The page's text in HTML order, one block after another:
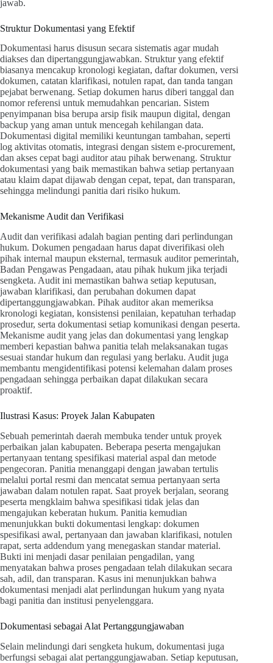
jawab.
Struktur Dokumentasi yang Efektif
Dokumentasi harus disusun secara sistematis agar mudah
diakses dan dipertanggungjawabkan. Struktur yang efektif
biasanya mencakup kronologi kegiatan, daftar dokumen, versi
dokumen, catatan klarifikasi, notulen rapat, dan tanda tangan
pejabat berwenang. Setiap dokumen harus diberi tanggal dan
nomor referensi untuk memudahkan pencarian. Sistem
penyimpanan bisa berupa arsip fisik maupun digital, dengan
backup yang aman untuk mencegah kehilangan data.
Dokumentasi digital memiliki keuntungan tambahan, seperti
log aktivitas otomatis, integrasi dengan sistem e-procurement,
dan akses cepat bagi auditor atau pihak berwenang. Struktur
dokumentasi yang baik memastikan bahwa setiap pertanyaan
atau klaim dapat dijawab dengan cepat, tepat, dan transparan,
sehingga melindungi panitia dari risiko hukum.
Mekanisme Audit dan Verifikasi
Audit dan verifikasi adalah bagian penting dari perlindungan
hukum. Dokumen pengadaan harus dapat diverifikasi oleh
pihak internal maupun eksternal, termasuk auditor pemerintah,
Badan Pengawas Pengadaan, atau pihak hukum jika terjadi
sengketa. Audit ini memastikan bahwa setiap keputusan,
jawaban klarifikasi, dan perubahan dokumen dapat
dipertanggungjawabkan. Pihak auditor akan memeriksa
kronologi kegiatan, konsistensi penilaian, kepatuhan terhadap
prosedur, serta dokumentasi setiap komunikasi dengan peserta.
Mekanisme audit yang jelas dan dokumentasi yang lengkap
memberi kepastian bahwa panitia telah melaksanakan tugas
sesuai standar hukum dan regulasi yang berlaku. Audit juga
membantu mengidentifikasi potensi kelemahan dalam proses
pengadaan sehingga perbaikan dapat dilakukan secara
proaktif.
Ilustrasi Kasus: Proyek Jalan Kabupaten
Sebuah pemerintah daerah membuka tender untuk proyek
perbaikan jalan kabupaten. Beberapa peserta mengajukan
pertanyaan tentang spesifikasi material aspal dan metode
pengecoran. Panitia menanggapi dengan jawaban tertulis
melalui portal resmi dan mencatat semua pertanyaan serta
jawaban dalam notulen rapat. Saat proyek berjalan, seorang
peserta mengklaim bahwa spesifikasi tidak jelas dan
mengajukan keberatan hukum. Panitia kemudian
menunjukkan bukti dokumentasi lengkap: dokumen
spesifikasi awal, pertanyaan dan jawaban klarifikasi, notulen
rapat, serta addendum yang menegaskan standar material.
Bukti ini menjadi dasar penilaian pengadilan, yang
menyatakan bahwa proses pengadaan telah dilakukan secara
sah, adil, dan transparan. Kasus ini menunjukkan bahwa
dokumentasi menjadi alat perlindungan hukum yang nyata
bagi panitia dan institusi penyelenggara.
Dokumentasi sebagai Alat Pertanggungjawaban
Selain melindungi dari sengketa hukum, dokumentasi juga
berfungsi sebagai alat pertanggungjawaban. Setiap keputusan,